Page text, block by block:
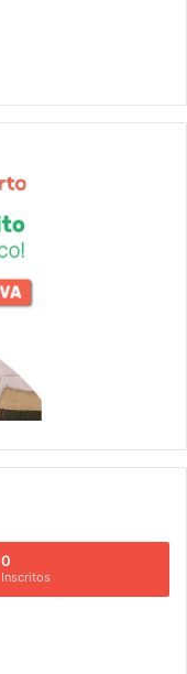
0
Inscritos